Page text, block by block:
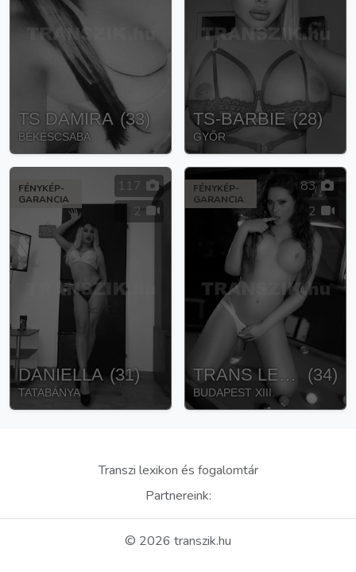
TS DAMIRA (33)
BÉKÉSCSABA
TS-BARBIE (28)
GYŐR
FÉNYKÉP-
GARANCIA
117
2
DANIELLA (31)
TATABÁNYA
FÉNYKÉP-
GARANCIA
83
2
TRANS LEONA (34)
BUDAPEST XIII.
Transzi lexikon és fogalomtár
Partnereink:
© 2026 transzik.hu